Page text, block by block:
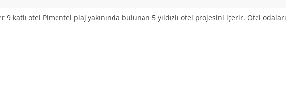
9 katlı otel Pimentel plaj yakınında bulunan 5 yıldızlı otel projesini içerir. Otel odaları